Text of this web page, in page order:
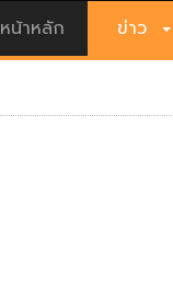
หน้าหลัก ข่าว